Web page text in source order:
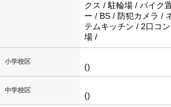
クス / 駐輪場 / バイク
ー / BS / 防犯カメラ /
テムキッチン / 2口コ
場 /
小学校区
()
中学校区
()